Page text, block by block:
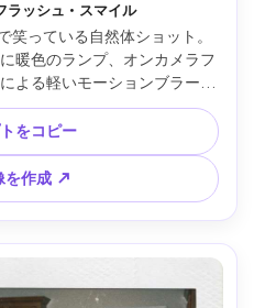
ラッシュ・スマイル
笑っている自然体ショット。
暖色のランプ、オンカメラフ
よる軽いモーションブラー。
リーミーなハイライト、やさ
なホコリ、白い写真縁、淡い
感、ドキュメンタリー風リア
ズ・アイレベル・タイトなハ
あるレトロカラー --ar 4:5
をコピー
を作成 ↗